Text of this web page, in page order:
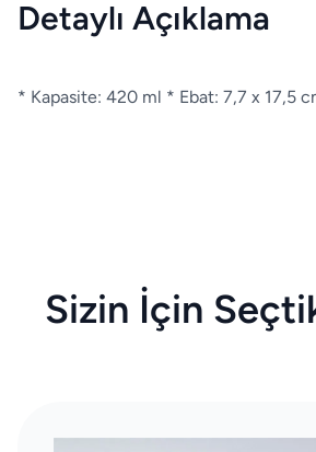
Detaylı Açıklama
* Kapasite: 420 ml * Ebat: 7,7 x 17,5
Sizin İçin